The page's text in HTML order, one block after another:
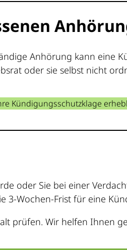
Anhörung kann eine
oder sie selbst nicht
Kündigungsschutzklage
oder Sie bei einer
Wochen-Frist für eine
prüfen. Wir helfen Ihnen